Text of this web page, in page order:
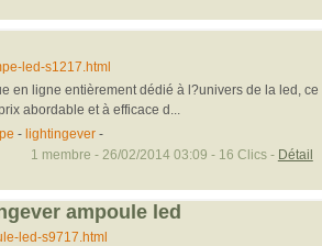
led-s1217.html
en ligne entièrement dédié à l?univers de la led, ce
abordable et à efficace d...
- lightingever-
1 membre - 26/02/2014 03:09 - 16 Clics - Détail
ampoule led
led-s9717.html